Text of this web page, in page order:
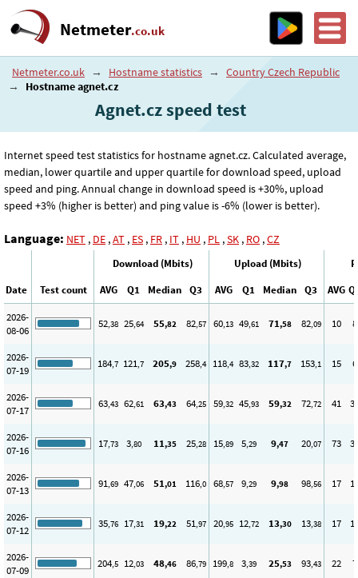
Netmeter.co.uk
Netmeter.co.uk → Hostname statistics →
Country Czech Republic
→
Hostname agnet.cz
Agnet.cz speed test
Internet speed test statistics for hostname agnet.cz. Calculated average,
median, lower quartile and upper quartile for download speed, upload
speed and ping. Annual change in download speed is +30%, upload
speed +3% (higher is better) and ping value is -6% (lower is better).
Language: NET , DE ,AT , ES , FR , IT , HU , PL ,SK , RO ,CZ
Download (Mbits) Upload (Mbits)
Date
Test count AVG Q1 Median Q3 AVG Q1 Median Q3 AVG
2026-
08-06
52,38 25,64 55,82 82,57 60,13 49,61 71,58 82,09 10 8
2026-
07-19
184,7 121,7 205,9 258,4 118,4 83,32 117,7 153,1 15 6
2026-
07-17
63,43 62,61 63,43 64,25 59,32 45,93 59,32 72,72 41
2026-
07-16
17,73 3,80 11,35 25,28 15,89 5,29 9,47 20,07 73
2026-
07-13
91,69 47,06 51,01 116,0 68,57 9,29 9,98 98,56 17
2026-
07-12
35,76 17,31 19,22 51,97 20,95 12,72 13,30 13,38 17
2026-
07-09
204,5 12,03 48,46 86,79 199,8 3,39 25,53 93,43 22 7